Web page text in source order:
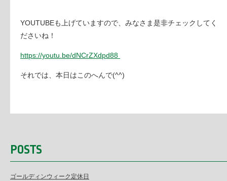
YOUTUBEも上げていますので、みなさま是非チェックしてく
ださいね！
https://youtu.be/dNCrZXdpd88
それでは、本日はこのへんで(^^)
POSTS
ゴールディンウィーク定休日